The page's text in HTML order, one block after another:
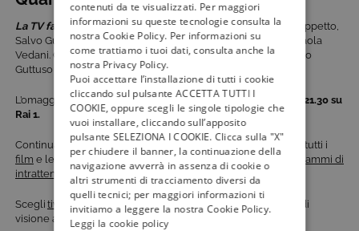
La TV fa 70 è un programma di Massimo Giletti, Giovanni Filippetto,
Salvo Guercio, Emanuela Imparato, Maria Cristina Maselli, Paola
Vedani. Capo Progetto M. Rossella Arcidiacono. Regia Fabrizio
Guttuso Alaimo.
L’omaggio alla tv italiana va in ondastasera 28 febbraio alle 21.30 su
Rai 1.
Continua a seguiretivù la guida per rimanere aggiornato su tutti i
film e le rassegne cinematografiche, i documentarie iprogrammi di
intrattenimentodella televisione italiana.
Scegli tivùsat
sempre, gratis, per garantirti un’ottima qualità di
visione audio e video in 4K e HD.
contenuti da te visualizzati. Per maggiori
informazioni su queste tecnologie consulta la
nostra Cookie Policy. Per informazioni su
come trattiamo i tuoi dati, consulta anche la
nostra Privacy Policy.
Puoi accettare l’installazione di tutti i cookie
cliccando sul pulsante ACCETTA TUTTI I
COOKIE, oppure scegli le singole tipologie che
vuoi installare, cliccando sull’apposito
pulsante SELEZIONA I COOKIE. Clicca sulla "X"
per chiudere il banner, la continuazione della
navigazione avverrà in assenza di cookie o
altri strumenti di tracciamento diversi da
quelli tecnici; per maggiori informazioni ti
invitiamo a leggere la nostra Cookie Policy.
Leggi la cookie policy